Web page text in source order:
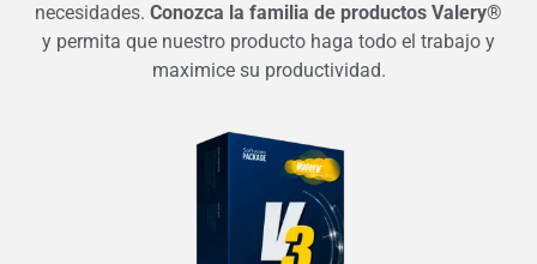
necesidades. Conozca la familia de productos Valery®
y permita que nuestro producto haga todo el trabajo y
maximice su productividad.